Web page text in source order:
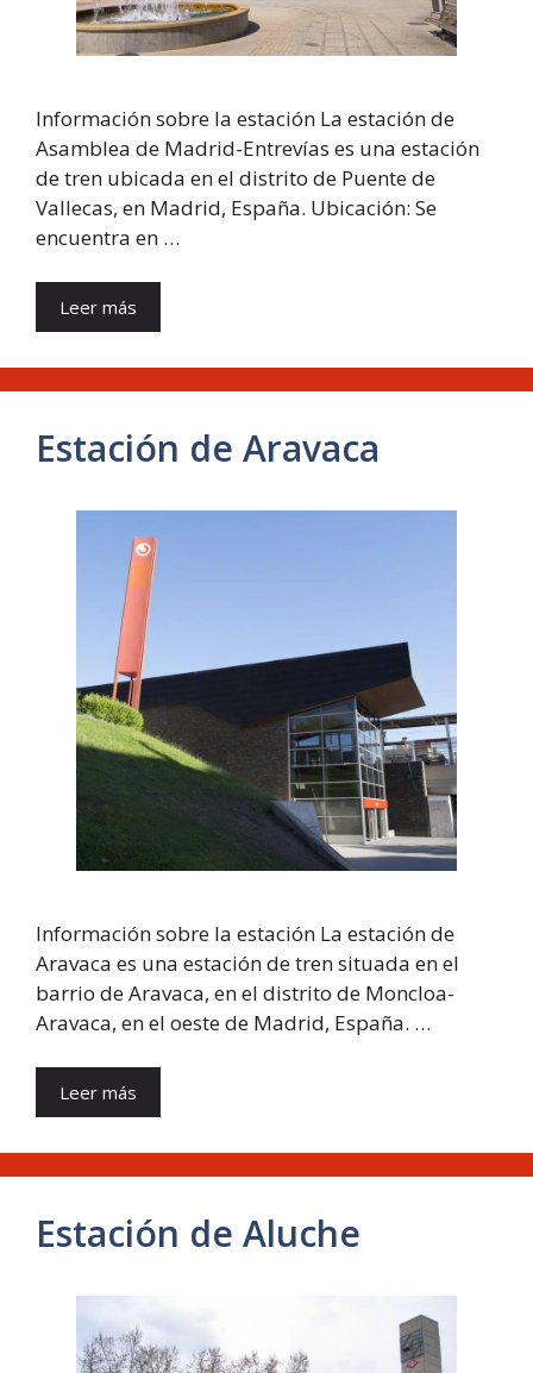
Información sobre la estación La estación de
Asamblea de Madrid-Entrevías es una estación
de tren ubicada en el distrito de Puente de
Vallecas, en Madrid, España. Ubicación: Se
encuentra en …
Leer más
Estación de Aravaca
Información sobre la estación La estación de
Aravaca es una estación de tren situada en el
barrio de Aravaca, en el distrito de Moncloa-
Aravaca, en el oeste de Madrid, España. …
Leer más
Estación de Aluche